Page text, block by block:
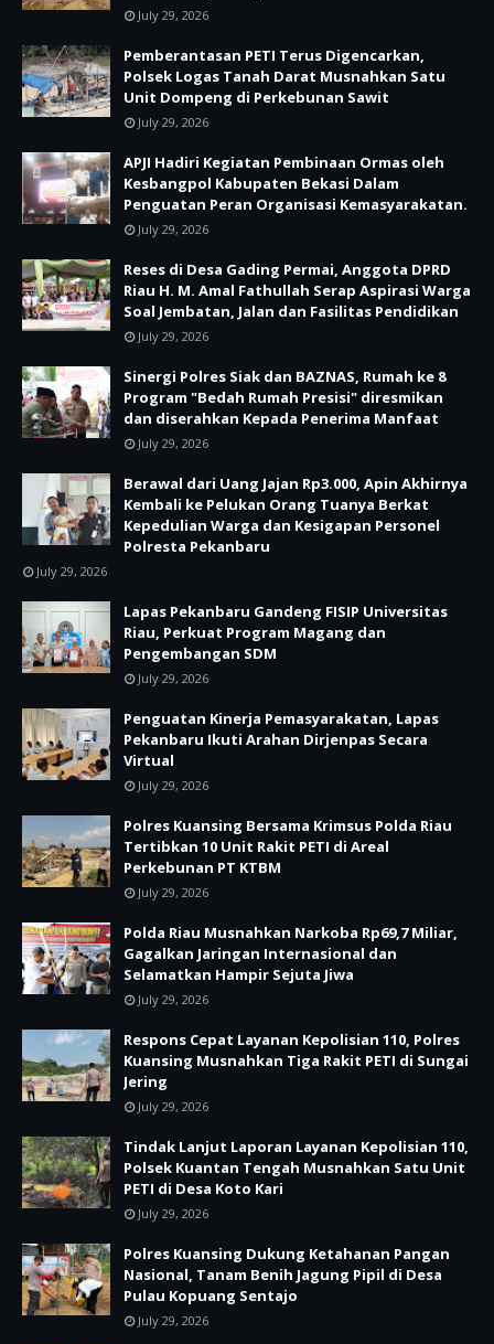
July 29, 2026
Pemberantasan PETI Terus Digencarkan,
Polsek Logas Tanah Darat Musnahkan Satu
Unit Dompeng di Perkebunan Sawit
July 29, 2026
APJI Hadiri Kegiatan Pembinaan Ormas oleh
Kesbangpol Kabupaten Bekasi Dalam
Penguatan Peran Organisasi Kemasyarakatan.
July 29, 2026
Reses di Desa Gading Permai, Anggota DPRD
Riau H. M. Amal Fathullah Serap Aspirasi Warga
Soal Jembatan, Jalan dan Fasilitas Pendidikan
July 29, 2026
Sinergi Polres Siak dan BAZNAS, Rumah ke 8
Program "Bedah Rumah Presisi" diresmikan
dan diserahkan Kepada Penerima Manfaat
July 29, 2026
Berawal dari Uang Jajan Rp3.000, Apin Akhirnya
Kembali ke Pelukan Orang Tuanya Berkat
Kepedulian Warga dan Kesigapan Personel
Polresta Pekanbaru
July 29, 2026
Lapas Pekanbaru Gandeng FISIP Universitas
Riau, Perkuat Program Magang dan
Pengembangan SDM
July 29, 2026
Penguatan Kinerja Pemasyarakatan, Lapas
Pekanbaru Ikuti Arahan Dirjenpas Secara
Virtual
July 29, 2026
Polres Kuansing Bersama Krimsus Polda Riau
Tertibkan 10 Unit Rakit PETI di Areal
Perkebunan PT KTBM
July 29, 2026
Polda Riau Musnahkan Narkoba Rp69,7 Miliar,
Gagalkan Jaringan Internasional dan
Selamatkan Hampir Sejuta Jiwa
July 29, 2026
Respons Cepat Layanan Kepolisian 110, Polres
Kuansing Musnahkan Tiga Rakit PETI di Sungai
Jering
July 29, 2026
Tindak Lanjut Laporan Layanan Kepolisian 110,
Polsek Kuantan Tengah Musnahkan Satu Unit
PETI di Desa Koto Kari
July 29, 2026
Polres Kuansing Dukung Ketahanan Pangan
Nasional, Tanam Benih Jagung Pipil di Desa
Pulau Kopuang Sentajo
July 29, 2026